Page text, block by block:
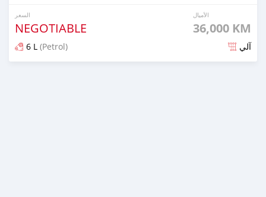
السعر
NEGOTIABLE
الأميال
36,000 KM
6 L (Petrol) آلي